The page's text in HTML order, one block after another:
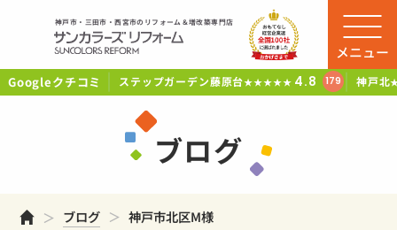
神戸市・三田市・西宮市のリフォーム＆増改築専門店
Googleクチコミ ステップガーデン藤原台★★★★★ 4.8 179 神戸北
メニュー
ブログ
ホームブログ 神戸市北区M様